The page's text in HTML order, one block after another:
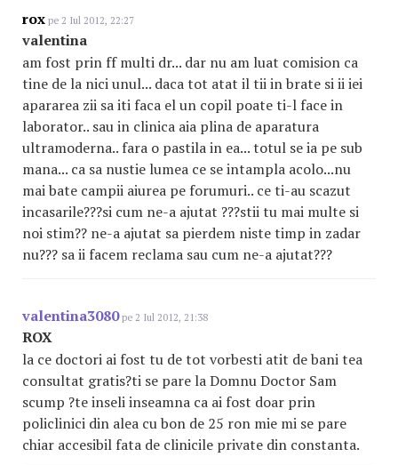
rox pe 2 Iul 2012, 22:27
valentina
am fost prin ff multi dr... dar nu am luat comision ca
tine de la nici unul... daca tot atat il tii in brate si ii iei
apararea zii sa iti faca el un copil poate ti-l face in
laborator.. sau in clinica aia plina de aparatura
ultramoderna.. fara o pastila in ea... totul se ia pe sub
mana... ca sa nustie lumea ce se intampla acolo...nu
mai bate campii aiurea pe forumuri.. ce ti-au scazut
incasarile???si cum ne-a ajutat ???stii tu mai multe si
noi stim?? ne-a ajutat sa pierdem niste timp in zadar
nu??? sa ii facem reclama sau cum ne-a ajutat???
valentina3080pe 2 Iul 2012, 21:38
ROX
la ce doctori ai fost tu de tot vorbesti atit de bani tea
consultat gratis?ti se pare la Domnu Doctor Sam
scump ?te inseli inseamna ca ai fost doar prin
policlinici din alea cu bon de 25 ron mie mi se pare
chiar accesibil fata de clinicile private din constanta.